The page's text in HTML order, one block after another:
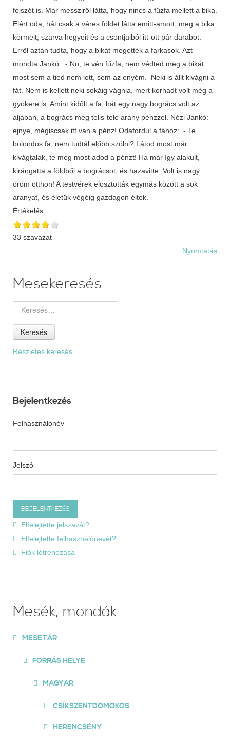
fejszét is. Már messziről látta, hogy nincs a fűzfa mellett a bika.
Elért oda, hát csak a véres földet látta emitt-amott, meg a bika
körmeit, szarva hegyeit és a csontjaiból itt-ott pár darabot.
Erről aztán tudta, hogy a bikát megették a farkasok. Azt
mondta Jankó: - No, te vén fűzfa, nem védted meg a bikát,
most sem a tied nem lett, sem az enyém. Neki is állt kivágni a
fát. Nem is kellett neki sokáig vágnia, mert korhadt volt még a
gyökere is. Amint kidőlt a fa, hát egy nagy bogrács volt az
aljában, a bogrács meg telis-tele arany pénzzel. Nézi Jankó:
ejnye, mégiscsak itt van a pénz! Odafordul a fához: - Te
bolondos fa, nem tudtál előbb szólni? Látod most már
kivágtalak, te meg most adod a pénzt! Ha már így alakult,
kirángatta a földből a bográcsot, és hazavitte. Volt is nagy
öröm otthon! A testvérek elosztották egymás között a sok
aranyat, és életük végéig gazdagon éltek.
Értékelés
33 szavazat
Nyomtatás
Mesekeresés
Keresés
Részletes keresés
Bejelentkezés
Felhasználónév
Jelszó
Elfelejtette jelszavát?
Elfelejtette felhasználónevét?
Fiók létrehozása
Mesék, mondák
MESETÁR
FORRÁS HELYE
MAGYAR
CSÍKSZENTDOMOKOS
HERENCSÉNY